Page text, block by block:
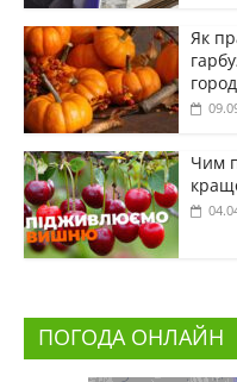
Як
Чим
ПОГОДА ОНЛАЙН